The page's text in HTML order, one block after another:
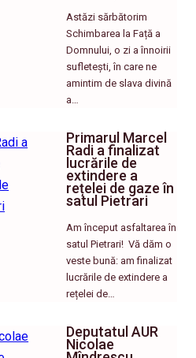
Astăzi sărbătorim
Schimbarea la Față a
Domnului, o zi a înnoirii
sufletești, în care ne
amintim de slava divină
a…
Primarul Marcel
Radi a finalizat
lucrările de
extindere a
rețelei de gaze în
satul Pietrari
Am început asfaltarea în
satul Pietrari! ​ Vă dăm o
veste bună: am finalizat
lucrările de extindere a
rețelei de…
Deputatul AUR
Nicolae